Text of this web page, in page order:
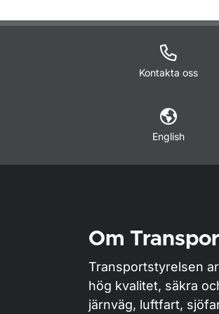
Kontakta oss
English
Om
Transportstyrelsen
hög kvalitet, säkra
järnväg, luftfart,